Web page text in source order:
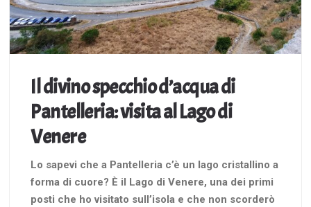
Il divino specchio d’acqua di
Pantelleria: visita al Lago di
Venere
Lo sapevi che a Pantelleria c’è un lago cristallino a
forma di cuore? È il Lago di Venere, una dei primi
posti che ho visitato sull’isola e che non scorderò